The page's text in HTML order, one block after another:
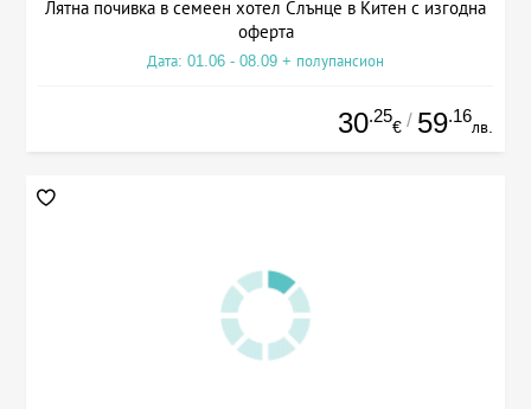
Лятна почивка в семеен хотел Слънце в Китен с изгодна
оферта
Дата: 01.06 - 08.09 + полупансион
30.25
€ / 59.16
лв.